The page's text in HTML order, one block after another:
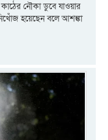
নৌকা ডুবে যাওয়ার
হয়েছেন বলে আশঙ্কা